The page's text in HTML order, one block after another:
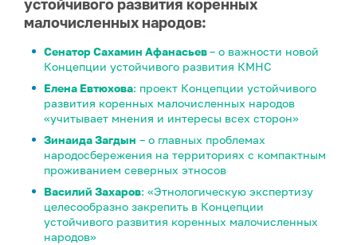
устойчивого развития коренных
малочисленных народов:
Сенатор Сахамин Афанасьев– о важности новой
Концепции устойчивого развития КМНС
Елена Евтюхова: проект Концепции устойчивого
развития коренных малочисленных народов
«учитывает мнения и интересы всех сторон»
Зинаида Загдын – о главных проблемах
народосбережения на территориях с компактным
проживанием северных этносов
Василий Захаров: «Этнологическую экспертизу
целесообразно закрепить в Концепции
устойчивого развития коренных малочисленных
народов»